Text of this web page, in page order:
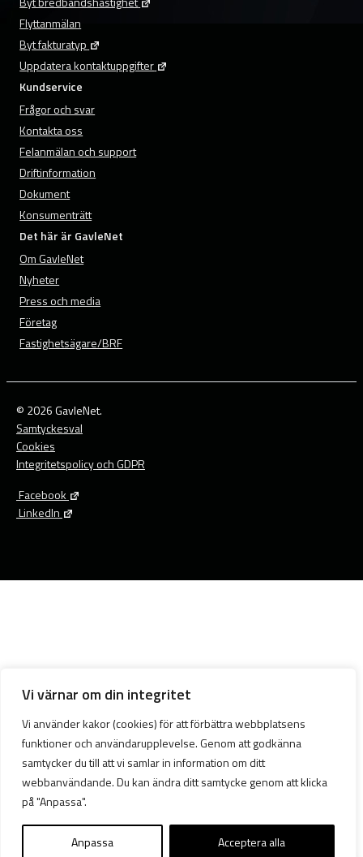
Vi värnar om din integritet
Vi använder kakor (cookies) för att förbättra webbplatsens
funktioner och användarupplevelse. Genom att godkänna
samtycker du till att vi samlar in information om ditt
webbanvändande. Du kan ändra ditt samtycke genom att klicka
på "Anpassa".
Anpassa Acceptera alla
Flyttanmälan
Byt fakturatyp
Uppdatera kontaktuppgifter
Kundservice
Frågor och svar
Kontakta oss
Felanmälan och support
Driftinformation
Dokument
Konsumenträtt
Det här är GavleNet
Om GavleNet
Nyheter
Press och media
Företag
Fastighetsägare/BRF
© 2026 GavleNet.
Samtyckesval
Cookies
Integritetspolicy och GDPR
Facebook
LinkedIn